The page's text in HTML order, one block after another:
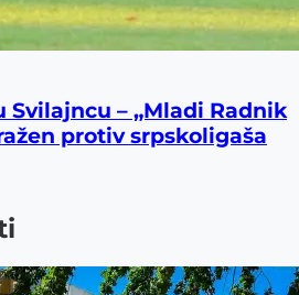
– „Mladi Radnik
protiv srpskoligaša